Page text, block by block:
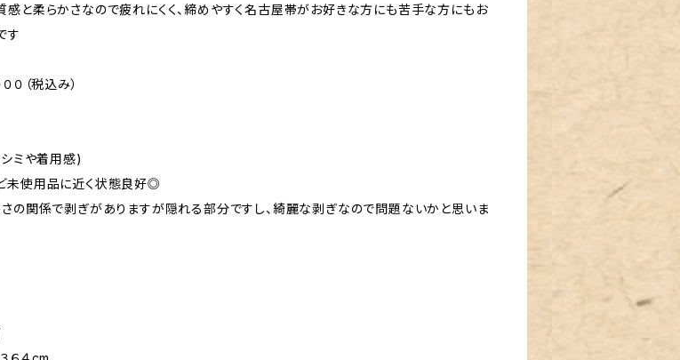
感と柔らかさなので疲れにくく、締めやすく名古屋帯がお好きな方にも苦手な方にもお
す
０（税込み）
ミや着用感)
未使用品に近く状態良好◎
の関係で剥ぎがありますが隠れる部分ですし、綺麗な剥ぎなので問題ないかと思いま